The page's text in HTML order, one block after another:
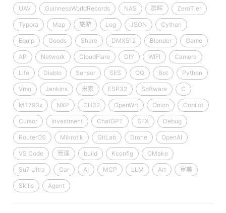
UAV GuinnessWorldRecords NAS 群晖 ZeroTier
Typora Map 旅游 Log JSON Cython
Equip Goods Share DMX512 Blender Game
AP Network CloudFlare DIY WIFI Camera
Life Diablo Sensor SES QQ Bot Python
Vmq Jenkins 米家 ESP32 Software C
MT793x NXP CH32 OpenWrt Onion Copilot
Cursor Investment ChatGPT SFX Debug
RouterOS Mikrotik GitLab Drone OpenAI
VS Code 管理 build Kconfig CMake
Su7 Ultra Car AI MCP LLM Art 审美
Skills Agent